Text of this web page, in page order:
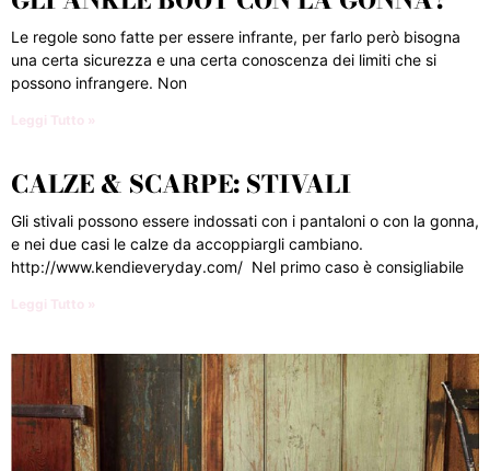
Le regole sono fatte per essere infrante, per farlo però bisogna
una certa sicurezza e una certa conoscenza dei limiti che si
possono infrangere. Non
Leggi Tutto »
CALZE & SCARPE: STIVALI
Gli stivali possono essere indossati con i pantaloni o con la gonna,
e nei due casi le calze da accoppiargli cambiano.
http://www.kendieveryday.com/ Nel primo caso è consigliabile
Leggi Tutto »